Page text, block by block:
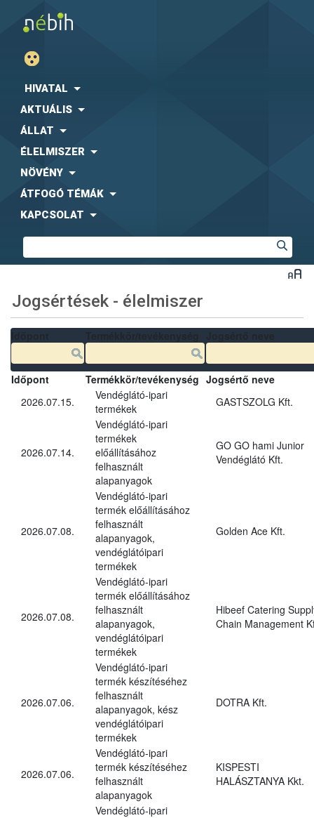
HIVATAL
AKTUÁLIS
ÁLLAT
ÉLELMISZER
NÖVÉNY
ÁTFOGÓ TÉMÁK
KAPCSOLAT
Jogsértések - élelmiszer
Időpont Termékkör/tevékenység Jogsértő neve
2026.07.15.
Vendéglátó-ipari
termékek
GASTSZOLG Kft.
2026.07.14.
Vendéglátó-ipari
termékek
előállításához
felhasznált
alapanyagok
GO GO hami Junior
Vendéglátó Kft.
2026.07.08.
Vendéglátó-ipari
termék előállításához
felhasznált
alapanyagok,
vendéglátóipari
termékek
Golden Ace Kft.
2026.07.08.
Vendéglátó-ipari
termék előállításához
felhasznált
alapanyagok,
vendéglátóipari
termékek
Hibeef Catering
Chain Management
2026.07.06.
Vendéglátó-ipari
termék készítéséhez
felhasznált
alapanyagok, kész
vendéglátóipari
termékek
DOTRA Kft.
2026.07.06.
Vendéglátó-ipari
termék készítéséhez
felhasznált
alapanyagok
KISPESTI
HALÁSZTANYA Kkt.
Vendéglátó-ipari